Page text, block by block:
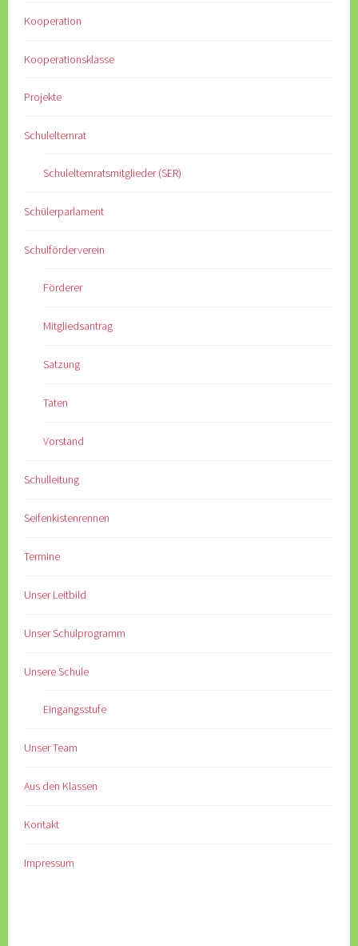
Kooperation
Kooperationsklasse
Projekte
Schulelternrat
Schulelternratsmitglieder (SER)
Schülerparlament
Schulförderverein
Förderer
Mitgliedsantrag
Satzung
Taten
Vorstand
Schulleitung
Seifenkistenrennen
Termine
Unser Leitbild
Unser Schulprogramm
Unsere Schule
Eingangsstufe
Unser Team
Aus den Klassen
Kontakt
Impressum